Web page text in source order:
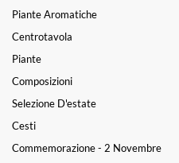
Piante Aromatiche
Centrotavola
Piante
Composizioni
Selezione D'estate
Cesti
Commemorazione - 2 Novembre